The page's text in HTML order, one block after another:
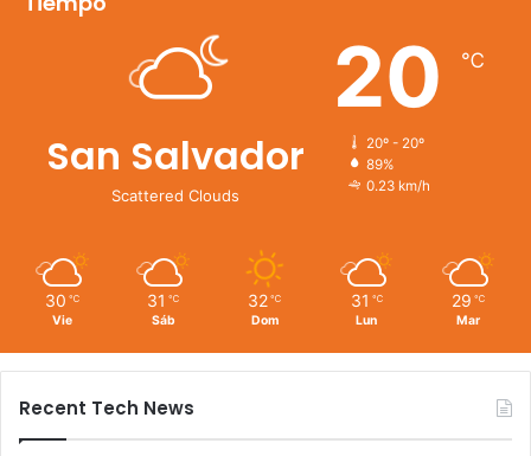
San Salvador
Scattered Clouds
20 ℃
20º - 20º
89%
0.23 km/h
30 ℃
Vie
31 ℃
Sáb
32 ℃
Dom
31 ℃
Lun
29 ℃
Mar
Recent Tech News